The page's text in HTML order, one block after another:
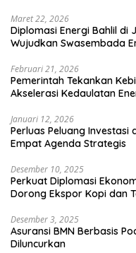
Maret 22, 2026
Diplomasi Energi Bahlil di
Wujudkan Swasembada
Februari 21, 2026
Pemerintah Tekankan
Akselerasi Kedaulatan
Januari 12, 2026
Perluas Peluang Investasi
Empat Agenda Strategis
Desember 10, 2025
Perkuat Diplomasi
Dorong Ekspor Kopi dan
Desember 3, 2025
Asuransi BMN Berbasis
Diluncurkan